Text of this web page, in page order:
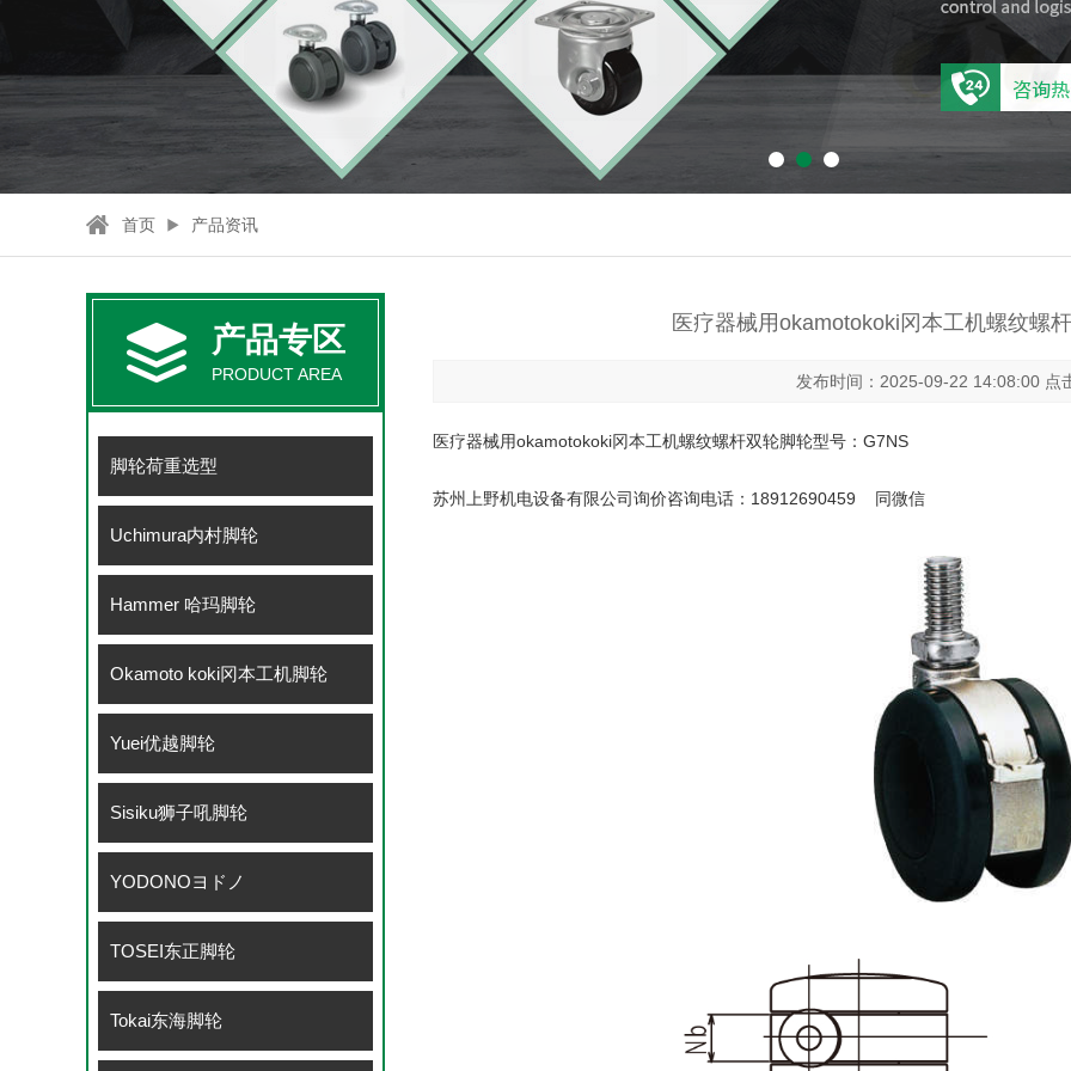
首页 产品资讯
产品专区
PRODUCT AREA
脚轮荷重选型
Uchimura内村脚轮
Hammer 哈玛脚轮
Okamoto koki冈本工机脚轮
Yuei优越脚轮
Sisiku狮子吼脚轮
YODONOヨドノ
TOSEI东正脚轮
Tokai东海脚轮
医疗器械用okamotokoki冈本工机螺纹螺
发布时间：2025-09-22 14:08:00 点
医疗器械用okamotokoki冈本工机螺纹螺杆双轮脚轮型号：G7NS
苏州上野机电设备有限公司询价咨询电话：18912690459 同微信